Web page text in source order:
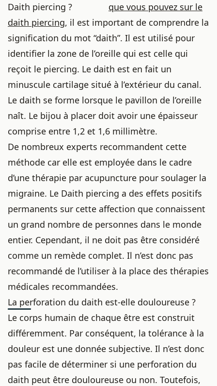
que vous pouvez sur le
daith piercing, il est important de comprendre la
signification du mot “daith”. Il est utilisé pour
identifier la zone de l’oreille qui est celle qui
reçoit le piercing. Le daith est en fait un
minuscule cartilage situé à l’extérieur du canal.
Le daith se forme lorsque le pavillon de l’oreille
naît. Le bijou à placer doit avoir une épaisseur
comprise entre 1,2 et 1,6 millimètre.
De nombreux experts recommandent cette
méthode car elle est employée dans le cadre
d’une thérapie par acupuncture pour soulager la
migraine. Le Daith piercing a des effets positifs
permanents sur cette affection que connaissent
un grand nombre de personnes dans le monde
entier. Cependant, il ne doit pas être considéré
comme un remède complet. Il n’est donc pas
recommandé de l’utiliser à la place des thérapies
médicales recommandées.
La perforation du daith est-elle douloureuse ?
Le corps humain de chaque être est construit
différemment. Par conséquent, la tolérance à la
douleur est une donnée subjective. Il n’est donc
pas facile de déterminer si une perforation du
daith peut être douloureuse ou non. Toutefois,